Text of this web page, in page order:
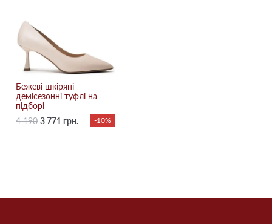
Бежевi шкіряні
демісезонні туфлі на
підборі
4 190 3 771 грн. -10%